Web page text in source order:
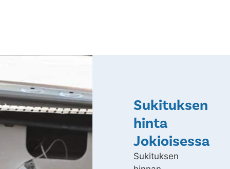
Sukituksen
hinta
Jokioisessa
Sukituksen